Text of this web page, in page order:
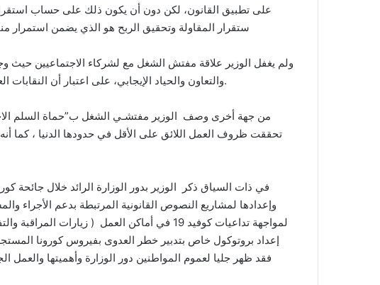
على تطبيق القانون، لكن دون أن يكون ذلك على حساب استقرار
ستقرار المقاولة وتحقيق الربح هو الذي يضمن
ولم يغفل الوزير علاقة مفتش الشغل مع لشركاء الاجتماعيين
والتعاون والحياد الإيجابي، على اعتبار أن النقابات العمالية شركاء في بناء السلم الاجتماعي واستدامته.
من جهة أخرى وصف الوزير مفتشـي الشغل ب”حماة السلم
تحققت ظروف العمل اللائق على الأقل في حدودها الدنيا ، كما
في ذات السياق ذكر الوزير بدور الوزارة الرائد خلال جائحة
وإعدادها لمشاريع النصوص القانونية المرتبطة بدعم الأجراء
إعداد بروتوكول خاص بتدبير خطر العدوى بفيروس كورونا
فقد ظهر جليا لعموم المواطنين دور الوزارة وأهميتها والعمل